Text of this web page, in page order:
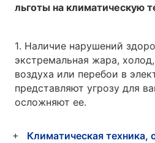
льготы на климатическую
1. Наличие нарушений
экстремальная жара,
воздуха или перебои в
представляют угрозу для
осложняют ее.
Климатическая техника,